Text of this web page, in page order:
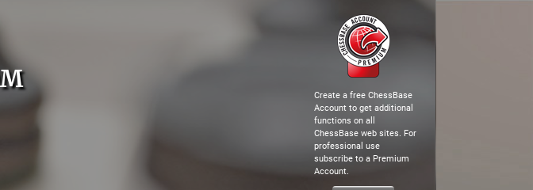
Create a free ChessBase
Account to get additional
functions on all
ChessBase web sites. For
professional use
subscribe to a Premium
Account.